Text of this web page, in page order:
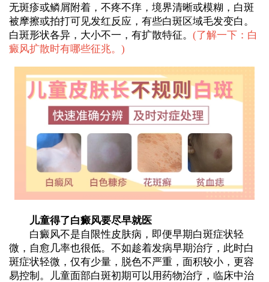
无斑疹或鳞屑附着，不疼不痒，境界清晰或模糊，白斑
被摩擦或拍打可见发红反应，有些白斑区域毛发变白。
白斑形状各异，大小不一，有扩散特征。 (了解一下：白
癜风扩散时有哪些征兆。 )
儿童得了白癜风要尽早就医
白癜风不是自限性皮肤病，即便早期白斑症状轻
微，自愈几率也很低。不如趁着发病早期治疗，此时白
斑症状轻微，仅有少量，脱色不严重，面积较小，更容
易控制。儿童面部白斑初期可以用药物治疗，临床中治